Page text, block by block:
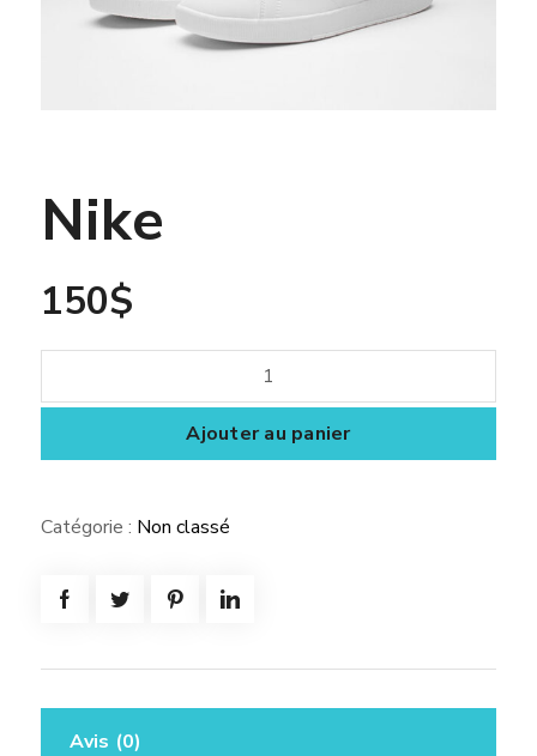
Nike
150$
de
Ajouter au panier
Catégorie : Non classé
Avis (0)